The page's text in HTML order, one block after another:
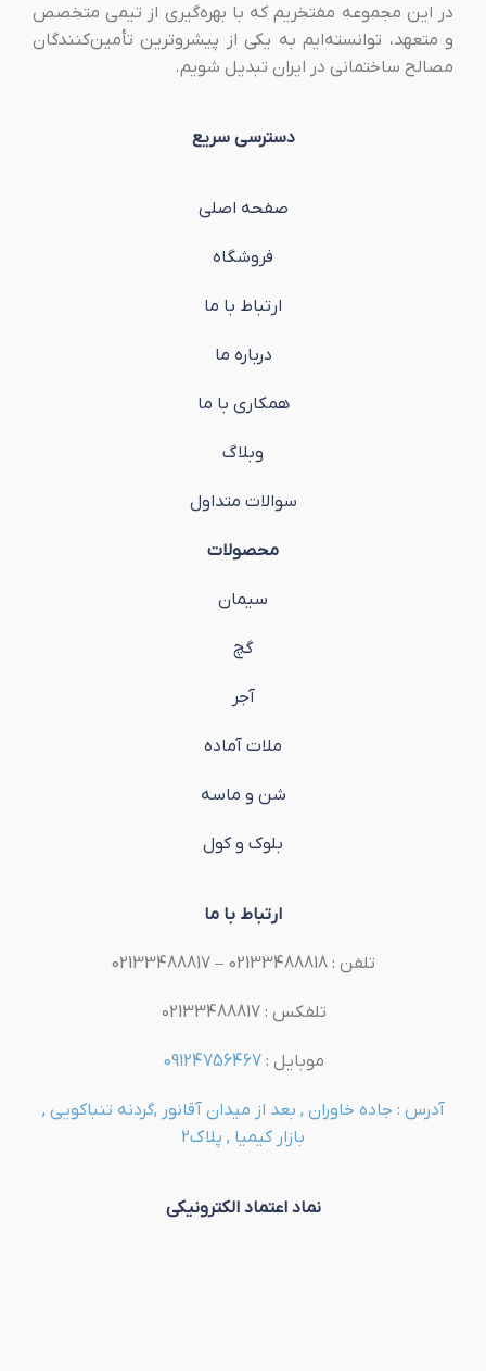
در این مجموعه مفتخریم که با بهره‌گیری از تیمی متخصص
و متعهد، توانسته‌ایم به یکی از پیشروترین تأمین‌کنندگان
مصالح ساختمانی در ایران تبدیل شویم.
دسترسی سریع
صفحه اصلی
فروشگاه
ارتباط با ما
درباره ما
همکاری با ما
وبلاگ
سوالات متداول
محصولات
سیمان
گچ
آجر
ملات آماده
شن و ماسه
بلوک و کول
ارتباط با ما
تلفن : 02133488818 – 02133488817
تلفکس : 02133488817
موبایل :09124756467
آدرس : جاده خاوران , بعد از میدان آقانور ,گردنه تنباکویی ,
بازار کیمیا , پلاک2
نماد اعتماد الکترونیکی